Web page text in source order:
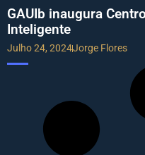
GAUIb inaugura
Inteligente
Julho 24, 2024Jorge Flores